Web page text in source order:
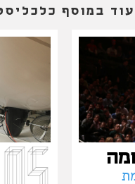
עוד במוסף